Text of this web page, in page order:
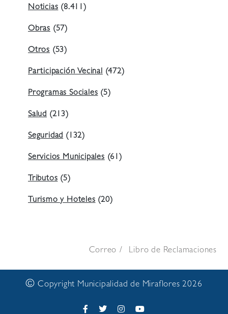
Noticias(8.411)
Obras (57)
Otros (53)
Participación Vecinal(472)
Programas Sociales(5)
Salud (213)
Seguridad(132)
Servicios Municipales(61)
Tributos(5)
Turismo y Hoteles(20)
Correo Libro de Reclamaciones
© Copyright Municipalidad de Miraflores 2026